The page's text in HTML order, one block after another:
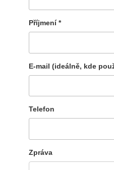
Příjmení *
E-mail (ideálně, kde
Telefon
Zpráva